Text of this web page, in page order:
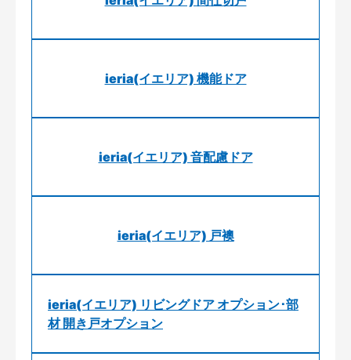
ieria(イエリア) 機能ドア
ieria(イエリア) 音配慮ドア
ieria(イエリア) 戸襖
ieria(イエリア) リビングドア オプション･部
材 開き戸オプション